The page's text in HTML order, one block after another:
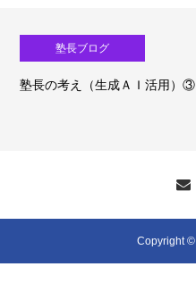
塾長ブログ
塾長の考え（生成ＡＩ活用）③
Copyright ©